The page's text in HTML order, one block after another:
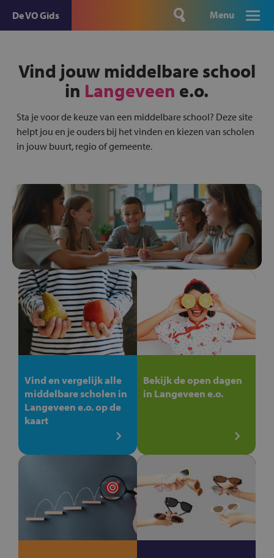
De VO Gids Menu
Vind jouw middelbare school
in Langeveen e.o.
Sta je voor de keuze van een middelbare school? Deze site
helpt jou en je ouders bij het vinden en kiezen van scholen
in jouw buurt, regio of gemeente.
Vind en vergelijk alle
middelbare scholen in
Langeveen e.o. op de
kaart
Bekijk de open dagen
in Langeveen e.o.